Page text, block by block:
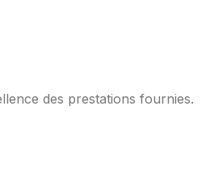
des prestations fournies.